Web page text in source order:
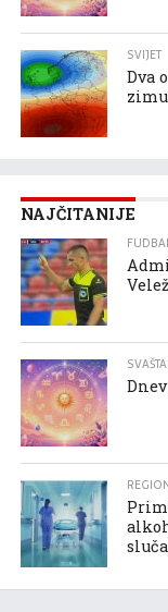
SVIJET
Dva
NAJČITANIJE